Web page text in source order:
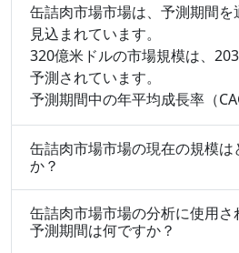
缶詰肉市場市場は、予測期間
見込まれています。
320億米ドルの市場規模は、
予測されています。
予測期間中の年平均成長率（
缶詰肉市場市場の現在の規模は
か？
缶詰肉市場市場の分析に使用さ
予測期間は何ですか？